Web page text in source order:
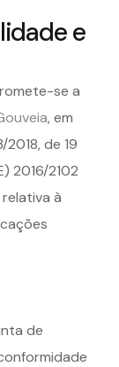
e
se a
, em
de 19
2016/2102
à
de